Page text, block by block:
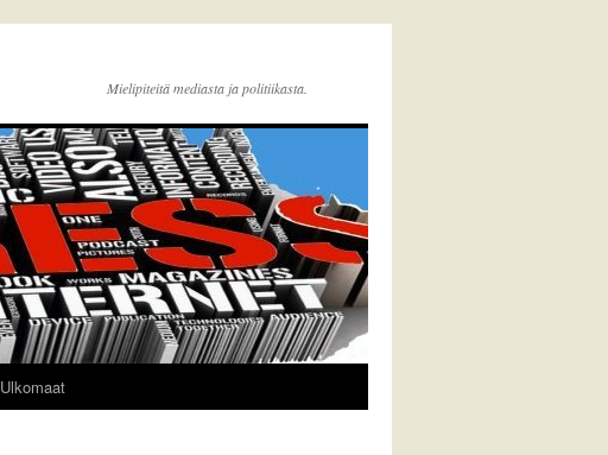
Mielipiteitä mediasta ja politiikasta.
Ulkomaat